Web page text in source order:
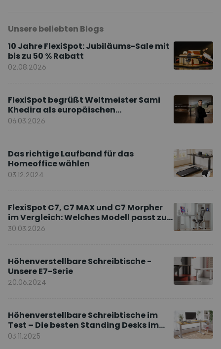
Unsere beliebten Blogs
10 Jahre FlexiSpot: Jubiläums-Sale mit
bis zu 50 % Rabatt
02.08.2026
FlexiSpot begrüßt Weltmeister Sami
Khedira als europäischen
Markenbotschafter
06.03.2026
Das richtige Laufband für das
Homeoffice wählen
03.12.2024
FlexiSpot C7, C7 MAX und C7 Morpher
im Vergleich: Welches Modell passt zu
Ihnen?
30.03.2026
Höhenverstellbare Schreibtische -
Unsere E7-Serie
20.06.2024
Höhenverstellbare Schreibtische im
Test – Die besten Standing Desks im
Vergleich
03.11.2025